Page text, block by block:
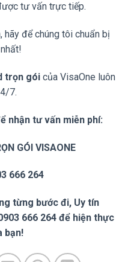
tư vấn trực tiếp.
hãy để chúng tôi chuẩn bị
trọn gói của VisaOne luôn
7.
nhận tư vấn miễn phí:
GÓI VISAONE
666 264
từng bước đi, Uy tín
666 264 để hiện thực
bạn!